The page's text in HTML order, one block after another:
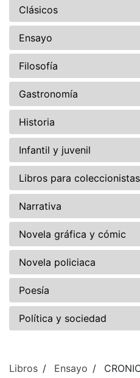
Clásicos
Ensayo
Filosofía
Gastronomía
Historia
Infantil y juvenil
Libros para coleccionistas
Narrativa
Novela gráfica y cómic
Novela policiaca
Poesía
Política y sociedad
Libros Ensayo